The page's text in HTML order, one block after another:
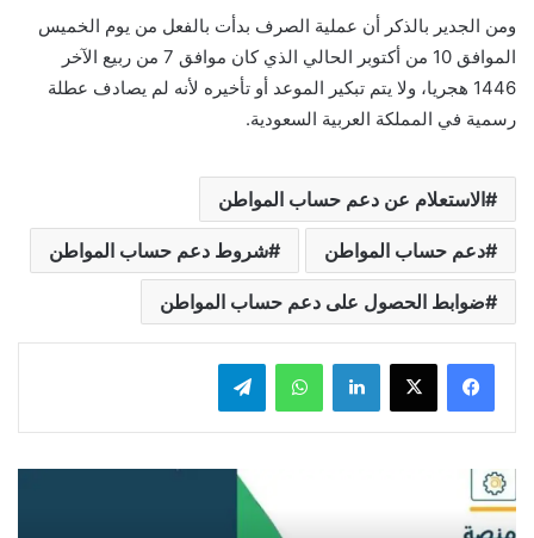
ومن الجدير بالذكر أن عملية الصرف بدأت بالفعل من يوم الخميس
الموافق 10 من أكتوبر الحالي الذي كان موافق 7 من ربيع الآخر
1446 هجريا، ولا يتم تبكير الموعد أو تأخيره لأنه لم يصادف عطلة
رسمية في المملكة العربية السعودية.
الاستعلام عن دعم حساب المواطن
دعم حساب المواطن شروط دعم حساب المواطن
ضوابط الحصول على دعم حساب المواطن
لينكدإن واتساب